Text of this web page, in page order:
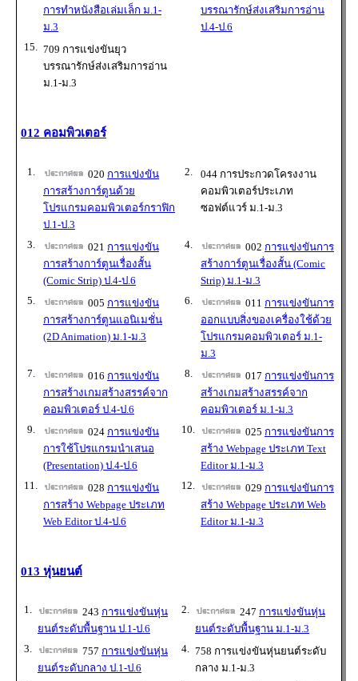
การทำหนังสือเล่มเล็ก ม.1-
ม.3
บรรณารักษ์ส่งเสริมการอ่าน
ป.4-ป.6
15.
709 การแข่งขันยุว
บรรณารักษ์ส่งเสริมการอ่าน
ม.1-ม.3
012 คอมพิวเตอร์
1. 020 การแข่งขัน
การสร้างการ์ตูนด้วย
โปรแกรมคอมพิวเตอร์กราฟิก
ป.1-ป.3
2.
044 การประกวดโครงงาน
คอมพิวเตอร์ประเภท
ซอฟต์แวร์ ม.1-ม.3
3. 021 การแข่งขัน
การสร้างการ์ตูนเรื่องสั้น
(Comic Strip) ป.4-ป.6
4. 002 การแข่งขันการ
สร้างการ์ตูนเรื่องสั้น (Comic
Strip) ม.1-ม.3
5.
005 การแข่งขัน
การสร้างการ์ตูนแอนิเมชั่น
(2D Animation) ม.1-ม.3
6. 011 การแข่งขันการ
ออกแบบสิ่งของเครื่องใช้ด้วย
โปรแกรมคอมพิวเตอร์ ม.1-
ม.3
7.
016 การแข่งขัน
การสร้างเกมสร้างสรรค์จาก
คอมพิวเตอร์ ป.4-ป.6
8. 017 การแข่งขันการ
สร้างเกมสร้างสรรค์จาก
คอมพิวเตอร์ ม.1-ม.3
9.
024 การแข่งขัน
การใช้โปรแกรมนำเสนอ
(Presentation) ป.4-ป.6
10. 025 การแข่งขันการ
สร้าง Webpage ประเภท Text
Editor ม.1-ม.3
11.
028 การแข่งขัน
การสร้าง Webpage ประเภท
Web Editor ป.4-ป.6
12. 029 การแข่งขันการ
สร้าง Webpage ประเภท Web
Editor ม.1-ม.3
013 หุ่นยนต์
1. 243 การแข่งขันหุ่น
ยนต์ระดับพื้นฐาน ป.1-ป.6
2. 247 การแข่งขันหุ่น
ยนต์ระดับพื้นฐาน ม.1-ม.3
3.
757 การแข่งขันหุ่น
ยนต์ระดับกลาง ป.1-ป.6
4. 758 การแข่งขันหุ่นยนต์ระดับ
กลาง ม.1-ม.3